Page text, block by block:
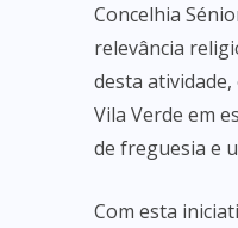
Concelhia
relevância
desta
Vila Verde em
de freguesia e
Com esta